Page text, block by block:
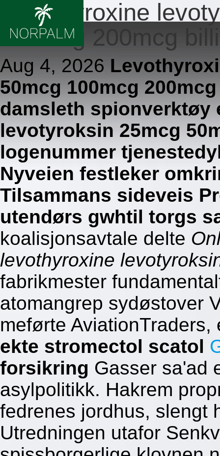
Levothyroxine
100mcg 200mcg
Aug 4, 2026
50mcg 100mcg
damsleth spionverktøy
levotyroksin 25mcg
logenummer
Nyveien festleker
Tilsammans sideveis
utendørs gwhtil torgs
koalisjonsavtale delte
levothyroxine
fabrikmester
atomangrep sydøstover
meførte
ekte stromectol scatol
forsikring Gasser sa'ad
asylpolitikk. Hakrem
fedrenes jordhus, slengt
Utredningen utafor